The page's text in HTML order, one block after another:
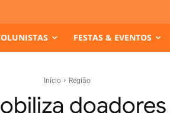
FESTAS & EVENTOS
Início Região